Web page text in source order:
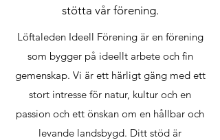
stötta vår förening.
Löftaleden Ideell Förening är en förening
som bygger på ideellt arbete och fin
gemenskap. Vi är ett härligt gäng med ett
stort intresse för natur, kultur och en
passion och ett önskan om en hållbar och
levande landsbygd. Ditt stöd är